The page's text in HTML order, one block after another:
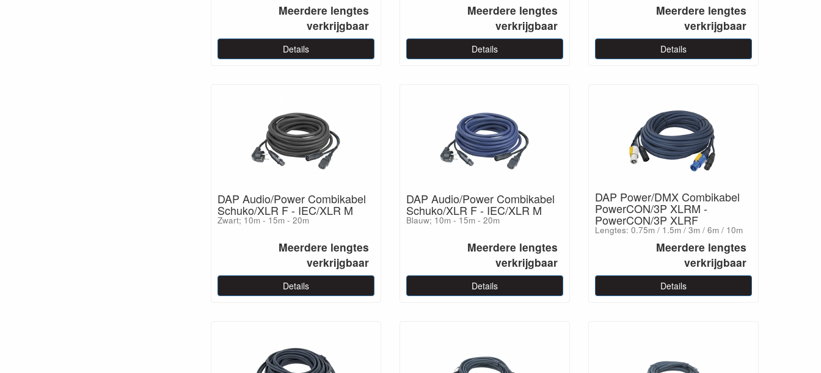
Meerdere lengtes
verkrijgbaar
Details
Meerdere lengtes
verkrijgbaar
Details
Meerdere lengtes
verkrijgbaar
Details
DAP Audio/Power Combikabel
Schuko/XLR F - IEC/XLR M
Zwart; 10m - 15m - 20m
Meerdere lengtes
verkrijgbaar
Details
DAP Audio/Power Combikabel
Schuko/XLR F - IEC/XLR M
Blauw; 10m - 15m - 20m
Meerdere lengtes
verkrijgbaar
Details
DAP Power/DMX Combikabel
PowerCON/3P XLRM -
PowerCON/3P XLRF
Lengtes: 0.75m / 1.5m / 3m / 6m / 10m
Meerdere lengtes
verkrijgbaar
Details